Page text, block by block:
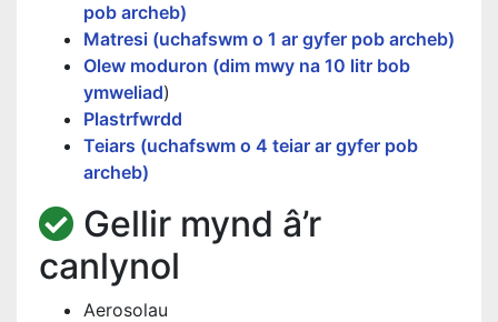
pob archeb)
Matresi (uchafswm o 1 ar gyfer pob archeb)
Olew moduron (dim mwy na 10 litr bob
ymweliad)
Plastrfwrdd
Teiars (uchafswm o 4 teiar ar gyfer pob
archeb)
Gellir mynd â’r
canlynol
Aerosolau